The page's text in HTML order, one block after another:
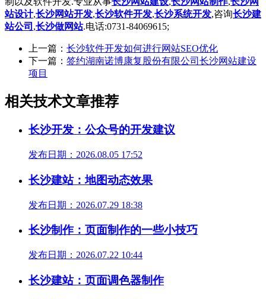
站设计,长沙网站开发,长沙软件开发,长沙系统开发,咨询长沙建
站公司 ,长沙做网站.电话:0731-84069615;
上一篇： 长沙软件开发如何进行网站SEO优化
下一篇： 签约湖南诺博康复股份有限公司长沙网站建设
项目
相关技术文章推荐
长沙开发：公众号的开发建议
发布日期：2026.08.05 17:52
长沙建站：地图动态效果
发布日期：2026.07.29 18:38
长沙制作：页面制作的一些小技巧
发布日期：2026.07.22 10:44
长沙建站：页面调色器制作